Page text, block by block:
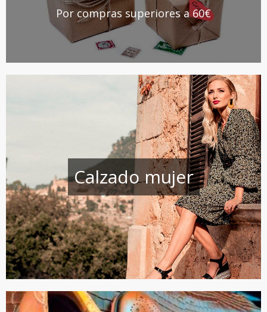
Por compras superiores a 60€
Calzado mujer